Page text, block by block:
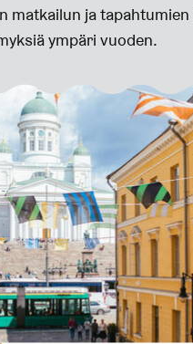
matkailun ja
ympäri vuoden.